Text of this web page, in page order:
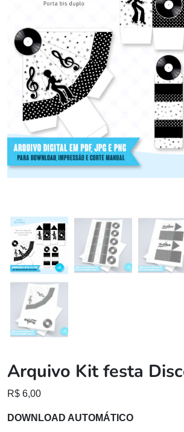
Arquivo Kit festa
R$ 6,00
DOWNLOAD AUTOMÁTICO